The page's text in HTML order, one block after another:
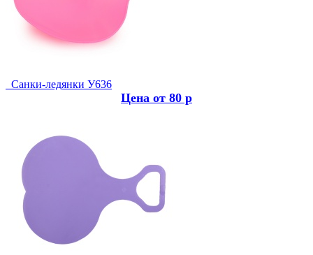
Санки-ледянки У636
Цена от 80 р